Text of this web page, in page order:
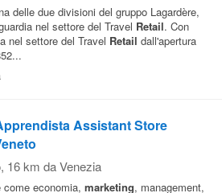
delle due divisioni del gruppo Lagardère,
nel settore del Travel Retail. Con
nel settore del Travel Retail dall'apertura
Assistant Store
, 16 km da Venezia
come economia, marketing, management,